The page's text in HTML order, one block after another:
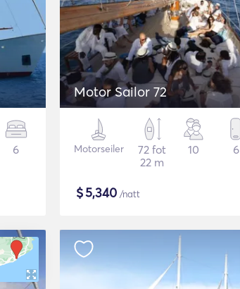
6
Motor Sailor 72
Motorseiler
72 fot
22 m
10 6
$5,340 /natt